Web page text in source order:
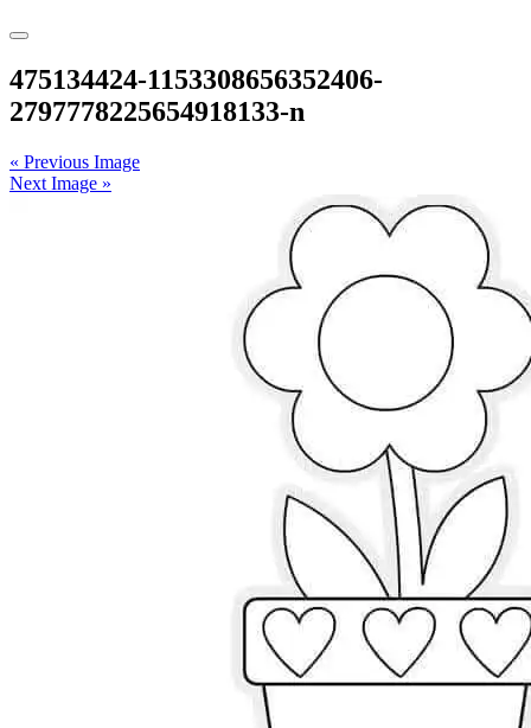
475134424-1153308656352406-
2797778225654918133-n
« Previous Image
Next Image »